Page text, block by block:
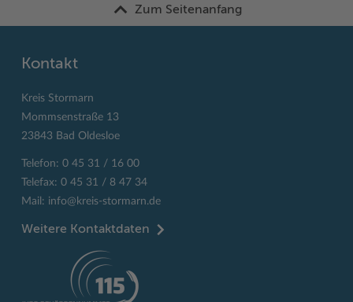
Zum Seitenanfang
Kontakt
Kreis Stormarn
Mommsenstraße 13
23843 Bad Oldesloe
Telefon: 0 45 31 / 16 00
Telefax: 0 45 31 / 8 47 34
Mail: info@kreis-stormarn.de
Weitere Kontaktdaten